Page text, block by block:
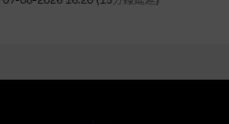
本使用條款的所有方面均受香港